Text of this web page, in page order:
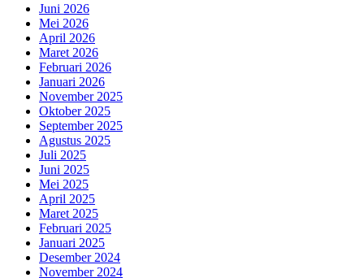
Juni 2026
Mei 2026
April 2026
Maret 2026
Februari 2026
Januari 2026
November 2025
Oktober 2025
September 2025
Agustus 2025
Juli 2025
Juni 2025
Mei 2025
April 2025
Maret 2025
Februari 2025
Januari 2025
Desember 2024
November 2024